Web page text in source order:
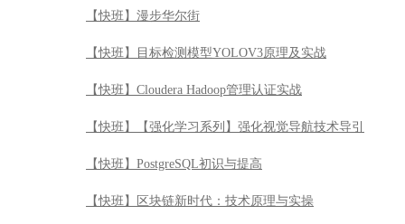
【快班】漫步华尔街
【快班】目标检测模型YOLOV3原理及实战
【快班】Cloudera Hadoop管理认证实战
【快班】【强化学习系列】强化视觉导航技术导引
【快班】PostgreSQL初识与提高
【快班】区块链新时代：技术原理与实操